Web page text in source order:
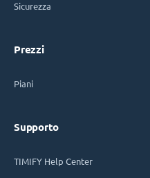
Sicurezza
Prezzi
Piani
Supporto
TIMIFY Help Center